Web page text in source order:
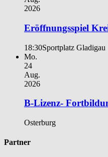
2026
Eröffnungsspiel
18:30Sportplatz Gladigau
Mo.
24
Aug.
2026
B-Lizenz-
Osterburg
Partner